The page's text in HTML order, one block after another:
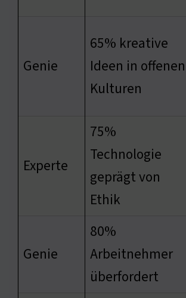
Genie
65% kreative
Ideen in offenen
Kulturen
Experte
75%
Technologie
geprägt von
Ethik
Genie
80%
Arbeitnehmer
überfordert